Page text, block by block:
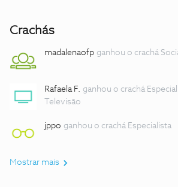
Crachás
madalenaofp ganhou o crachá
Rafaela F. ganhou o crachá
Televisão
jppo ganhou o crachá Especialista
Mostrar mais